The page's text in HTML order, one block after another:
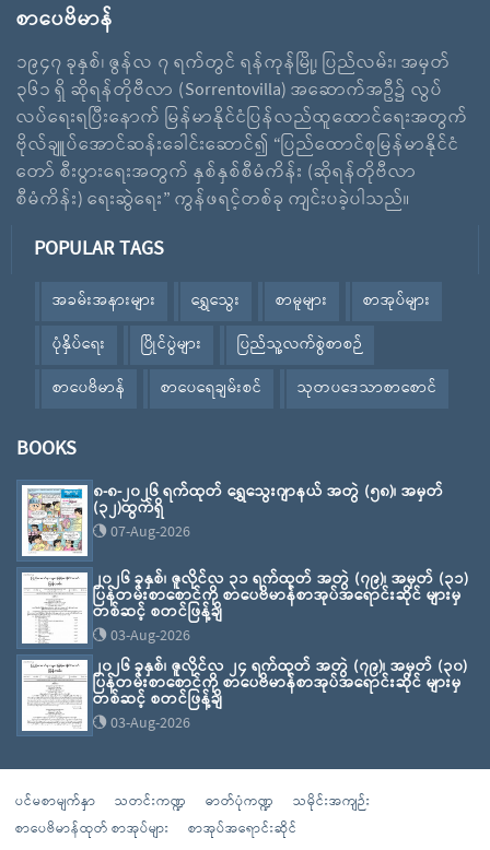
စာပေဗိမာန်
၁၉၄၇ ခုနှစ်၊ ဇွန်လ ၇ ရက်တွင် ရန်ကုန်မြို့၊ ပြည်လမ်း၊ အမှတ်
၃၆၁ ရှိ ဆိုရန်တိုဗီလာ (Sorrentovilla) အဆောက်အဦ၌ လွပ်
လပ်ရေးရပြီးနောက် မြန်မာနိုင်ငံပြန်လည်ထူထောင်ရေးအတွက်
ဗိုလ်ချူပ်အောင်ဆန်းခေါင်းဆောင်၍ “ပြည်ထောင်စုမြန်မာနိုင်ငံ
တော် စီးပွားရေးအတွက် နှစ်နှစ်စီမံကိန်း (ဆိုရန်တိုဗီလာ
စီမံကိန်း) ရေးဆွဲရေး” ကွန်ဖရင့်တစ်ခု ကျင်းပခဲ့ပါသည်။
POPULAR TAGS
အခမ်းအနားများ ရွှေသွေး စာမူများ
စာအုပ်များ
ပုံနှိပ်ရေး
ပြိုင်ပွဲများ
ပြည်သူ့လက်စွဲစာစဉ်
စာပေဗိမာန်
စာပေရေချမ်းစင် သုတပဒေသာစာစောင်
BOOKS
၈-၈-၂၀၂၆ ရက်ထုတ် ရွှေသွေးဂျာနယ် အတွဲ (၅၈)၊ အမှတ်
(၃၂)ထွက်ရှိ
07-Aug-2026
၂၀၂၆ ခုနှစ်၊ ဇူလိုင်လ ၃၁ ရက်ထုတ် အတွဲ (၇၉)၊ အမှတ် (၃၁)
ပြန်တမ်းစာစောင်ကို စာပေဗိမာန်စာအုပ်အရောင်းဆိုင် များမှ
တစ်ဆင့် စတင်ဖြန့်ချိ
03-Aug-2026
၂၀၂၆ ခုနှစ်၊ ဇူလိုင်လ ၂၄ ရက်ထုတ် အတွဲ (၇၉)၊ အမှတ် (၃၀)
ပြန်တမ်းစာစောင်ကို စာပေဗိမာန်စာအုပ်အရောင်းဆိုင် များမှ
တစ်ဆင့် စတင်ဖြန့်ချိ
03-Aug-2026
ပင်မစာမျက်နှာ သတင်းကဏ္ဍ ဓာတ်ပုံကဏ္ဍ
သမိုင်းအကျဉ်း
စာပေဗိမာန်ထုတ် စာအုပ်များ
စာအုပ်အရောင်းဆိုင်